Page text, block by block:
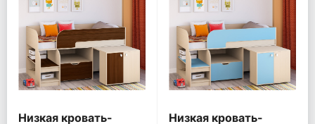
Низкая кровать-
Низкая кровать-